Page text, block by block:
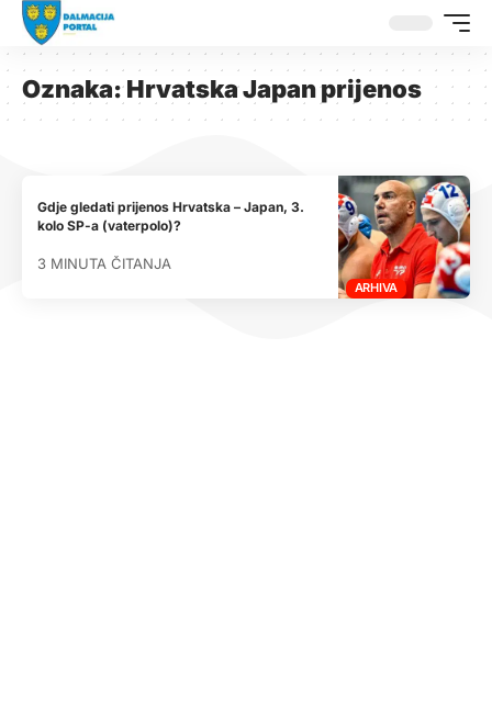
Oznaka:Hrvatska Japan prijenos
ARHIVA
Gdje gledati prijenos Hrvatska – Japan, 3.
kolo SP-a (vaterpolo)?
3 MINUTA ČITANJA